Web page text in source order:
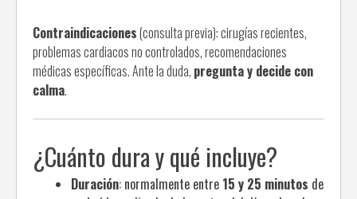
Contraindicaciones(consulta previa): cirugías recientes,
problemas cardiacos no controlados, recomendaciones
médicas específicas. Ante la duda, pregunta y decide con
calma.
¿Cuánto dura y qué incluye?
Duración: normalmente entre 15 y 25 minutos de